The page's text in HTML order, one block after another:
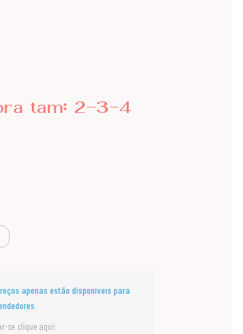
tam: 2-3-4
apenas estão disponíveis para
se clique aqui: